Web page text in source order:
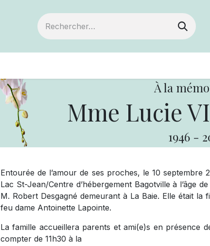
À la
Mme Lucie
1946 -
Entourée de l’amour de ses proches, le 10 septembre
Lac St-Jean/Centre d’hébergement Bagotville à l’âge
M. Robert Desgagné demeurant à La Baie. Elle était
feu dame Antoinette Lapointe.
La famille accueillera parents et ami(e)s en présence
compter de 11h30 à la